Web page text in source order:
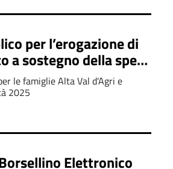
per l’erogazione di
a sostegno della spesa
cittadini dell’Alta Val
le famiglie Alta Val d'Agri e
2025
Elettronico